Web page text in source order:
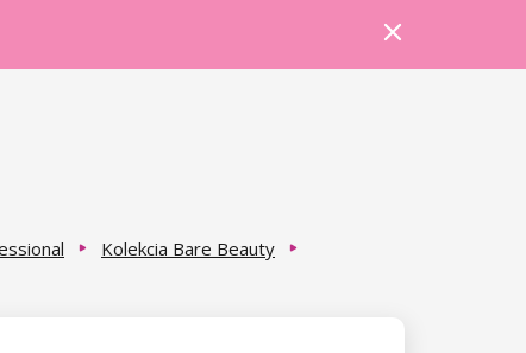
Kolekcia Bare Beauty